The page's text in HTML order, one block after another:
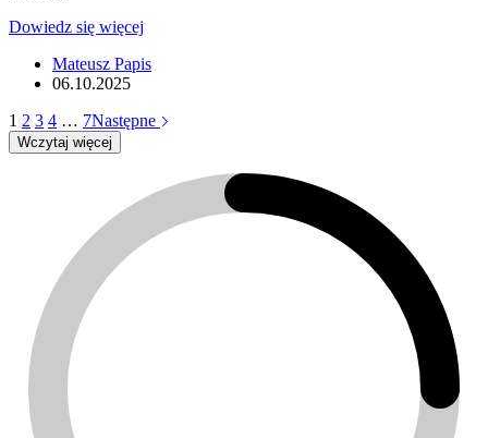
Dowiedz się więcej
CD-
2025:
Mateusz Papis
06.10.2025
1 2 3 4 … 7Następne
Wczytaj więcej